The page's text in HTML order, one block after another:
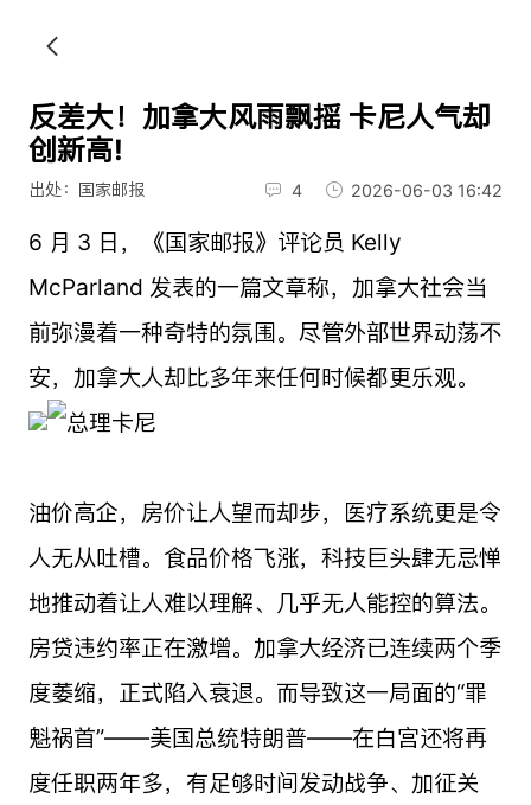
反差大！加拿大风雨飘摇 卡尼人气却
创新高!
出处：国家邮报 4 2026-06-03 16:42
6 月 3 日，《国家邮报》评论员 Kelly
McParland 发表的一篇文章称，加拿大社会当
前弥漫着一种奇特的氛围。尽管外部世界动荡不
安，加拿大人却比多年来任何时候都更乐观。
油价高企，房价让人望而却步，医疗系统更是令
人无从吐槽。食品价格飞涨，科技巨头肆无忌惮
地推动着让人难以理解、几乎无人能控的算法。
房贷违约率正在激增。加拿大经济已连续两个季
度萎缩，正式陷入衰退。而导致这一局面的“罪
魁祸首”——美国总统特朗普——在白宫还将再
度任职两年多，有足够时间发动战争、加征关